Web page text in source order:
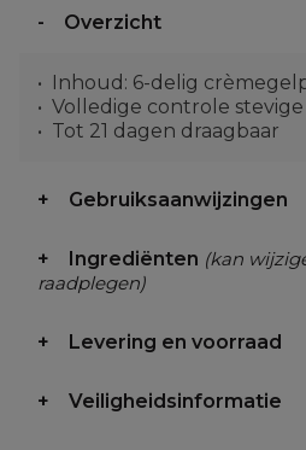
Overzicht
Inhoud: 6-delig
Volledige controle
Tot 21 dagen draagbaar
Gebruiksaanwijzingen
Ingrediënten (kan
raadplegen)
Levering en voorraad
Veiligheidsinformatie